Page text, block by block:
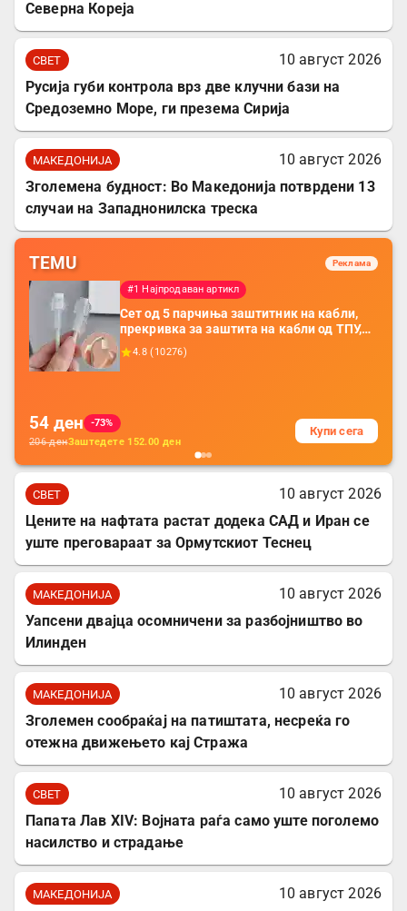
Северна Кореја
СВЕТ
10 август 2026
Русија губи контрола врз две клучни бази на
Средоземно Море, ги презема Сирија
МАКЕДОНИЈА
10 август 2026
Зголемена будност: Во Македонија потврдени 13
случаи на Западнонилска треска
TEMU Реклама
#1 Најпродаван артикл
Сет од 5 парчиња заштитник на кабли,
прекривка за заштита на кабли од ТПУ,
додатоци за заштита на кабли, без
батерија, за мобилни телефони, комплет
4.8 ( 10276)
54 ден
-73%
206денЗаштедете 152.00 ден
Купи сега
СВЕТ
10 август 2026
Цените на нафтата растат додека САД и Иран се
уште преговараат за Ормутскиот Теснец
МАКЕДОНИЈА
10 август 2026
Уапсени двајца осомничени за разбојништво во
Илинден
МАКЕДОНИЈА
10 август 2026
Зголемен сообраќај на патиштата, несреќа го
отежна движењето кај Стража
СВЕТ
10 август 2026
Папата Лав XIV: Војната раѓа само уште поголемо
насилство и страдање
МАКЕДОНИЈА
10 август 2026